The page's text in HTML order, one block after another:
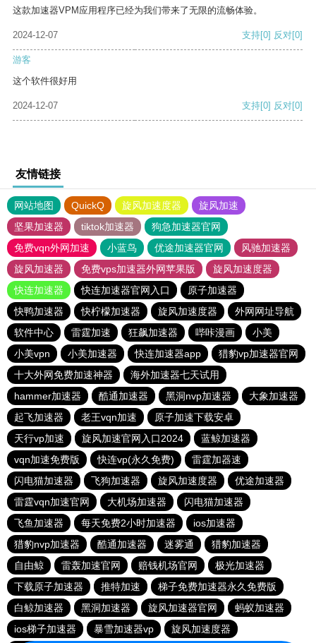
这款加速器VPM应用程序已经为我们带来了无限的流畅体验。
2024-12-07 支持[0] 反对[0]
游客
这个软件很好用
2024-12-07 支持[0] 反对[0]
友情链接
网站地图 QuickQ 旋风加速度器
旋风加速
坚果加速器
tiktok加速器
狗急加速器官网
免费vqn外网加速
小蓝鸟 优途加速器官网
风驰加速器
旋风加速器
免费vps加速器外网苹果版
旋风加速度器
快连加速器
快连加速器官网入口
原子加速器
快鸭加速器
快柠檬加速器 旋风加速度器
外网网址导航
软件中心
雷霆加速 狂飙加速器 哔咔漫画
小美
小美vpn
小美加速器 快连加速器app
猎豹vp加速器官网
十大外网免费加速神器
海外加速器七天试用
hammer加速器
酷通加速器 黑洞nvp加速器
大象加速器
起飞加速器
老王vqn加速
原子加速下载安卓
天行vp加速
旋风加速官网入口2024
蓝鲸加速器
vqn加速免费版
快连vp(永久免费)
雷霆加器速
闪电猫加速器
飞狗加速器 旋风加速度器
优途加速器
雷霆vqn加速官网
大机场加速器
闪电猫加速器
飞鱼加速器
每天免费2小时加速器
ios加速器
猎豹nvp加速器
酷通加速器 迷雾通
猎豹加速器
自由鲸
雷轰加速官网 赔钱机场官网
极光加速器
下载原子加速器
推特加速
梯子免费加速器永久免费版
白鲸加速器
黑洞加速器 旋风加速器官网
蚂蚁加速器
ios梯子加速器
暴雪加速器vp 旋风加速度器